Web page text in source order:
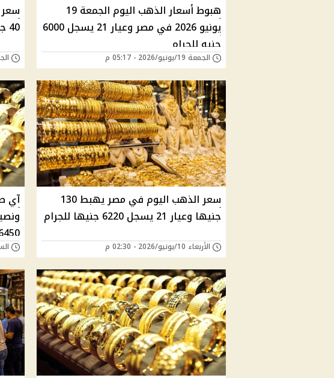
هبوط أسعار الذهب اليوم الجمعة 19
يونيو 2026 في مصر وعيار 21 يسجل 6000
جنيه للجرام
الجمعة 19/يونيو/2026 - 05:17 م
40 جنيهًا وعيار 21 يسجل 6050 جنيهًا
الجمعة 19/
سعر الذهب اليوم في مصر يهبط 130
جنيها وعيار 21 يسجل 6220 جنيها للجرام
الأربعاء 10/يونيو/2026 - 02:30 م
آي
السبت 06/